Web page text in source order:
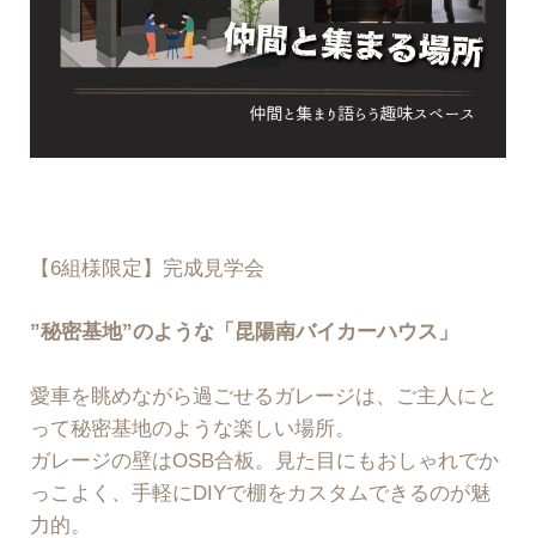
【6組様限定】完成見学会
”秘密基地”のような「昆陽南バイカーハウス」
愛車を眺めながら過ごせるガレージは、ご主人にと
って秘密基地のような楽しい場所。
ガレージの壁はOSB合板。見た目にもおしゃれでか
っこよく、手軽にDIYで棚をカスタムできるのが魅
力的。